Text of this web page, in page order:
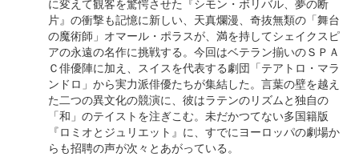
に変えて観客を驚愕させた『シモン・ボリバル、夢の断
片』の衝撃も記憶に新しい、天真爛漫、奇抜無類の「舞台
の魔術師」オマール・ポラスが、満を持してシェイクスピ
アの永遠の名作に挑戦する。今回はベテラン揃いのＳＰＡ
Ｃ俳優陣に加え、スイスを代表する劇団「テアトロ・マラ
ンドロ」から実力派俳優たちが集結した。言葉の壁を越え
た二つの異文化の競演に、彼はラテンのリズムと独自の
「和」のテイストを注ぎこむ。未だかつてない多国籍版
『ロミオとジュリエット』に、すでにヨーロッパの劇場か
らも招聘の声が次々とあがっている。